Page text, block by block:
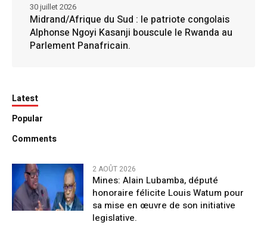
Midrand/Afrique du Sud : le patriote congolais
Alphonse Ngoyi Kasanji bouscule le Rwanda au
Parlement Panafricain.
30 juillet 2026
Latest
Popular
Comments
2 AOÛT 2026
Mines: Alain Lubamba, député
honoraire félicite Louis Watum pour
sa mise en œuvre de son initiative
legislative.